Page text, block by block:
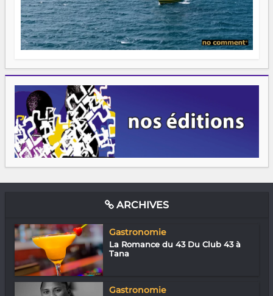
ARCHIVES
Gastronomie
La Romance du 43 Du Club 43 à
Tana
Gastronomie